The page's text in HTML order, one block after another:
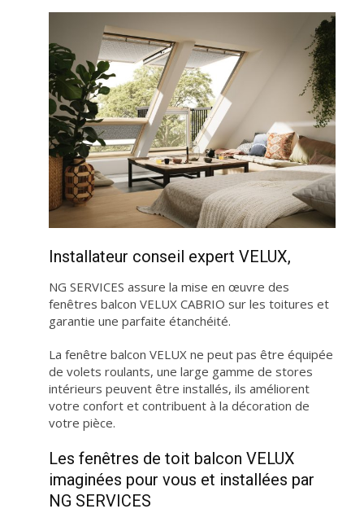
Installateur conseil expert VELUX,
NG SERVICES assure la mise en œuvre des
fenêtres balcon VELUX CABRIO sur les toitures et
garantie une parfaite étanchéité.
La fenêtre balcon VELUX ne peut pas être équipée
de volets roulants, une large gamme de stores
intérieurs peuvent être installés, ils améliorent
votre confort et contribuent à la décoration de
votre pièce.
Les fenêtres de toit balcon VELUX
imaginées pour vous et installées par
NG SERVICES